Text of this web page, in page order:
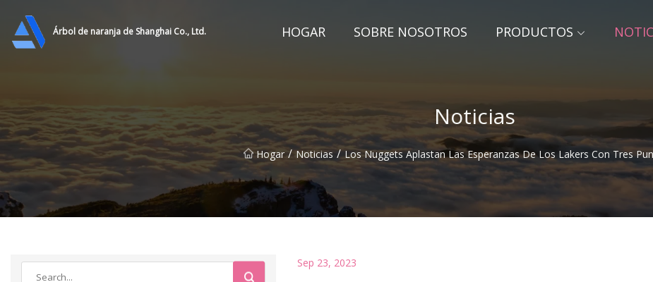
Árbol de naranja de Shanghai Co., Ltd. HOGAR SOBRE NOSOTROS PRODUCTOS
Noticias
Hogar / Noticias / Los Nuggets Aplastan Las Esperanzas De Los Lakers Con Tres
Sep 23, 2023